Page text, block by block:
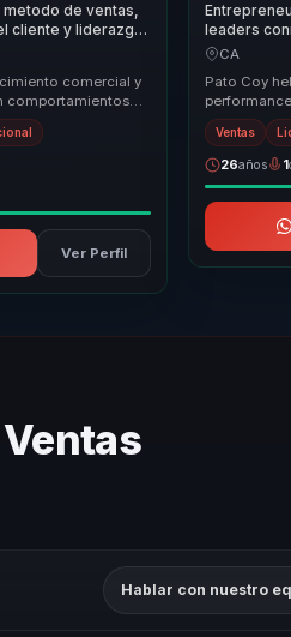
de ventas,
cliente y liderazgo
para
comercial y
comportamientos
que necesitan
Ver Perfil
leaders
wellbeing,
CA
Pato Coy
She brings
emotional ...
Ventas
26años 1
Hablar con nuestro